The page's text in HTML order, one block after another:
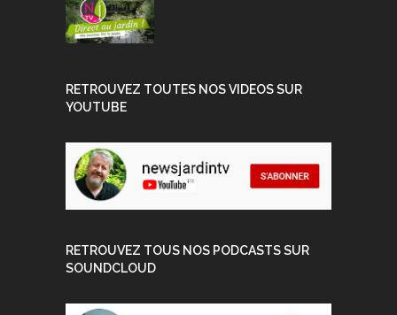
RETROUVEZ TOUTES NOS VIDEOS SUR
YOUTUBE
RETROUVEZ TOUS NOS PODCASTS SUR
SOUNDCLOUD